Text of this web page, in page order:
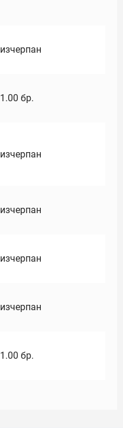
изчерпан
1.00 бр.
изчерпан
изчерпан
изчерпан
изчерпан
1.00 бр.